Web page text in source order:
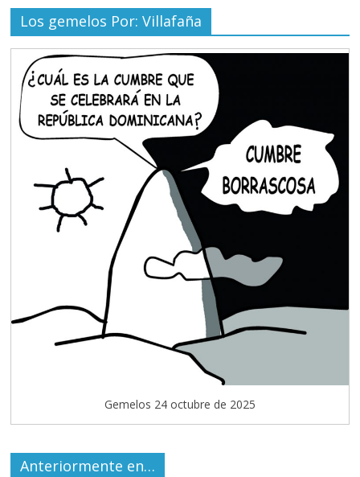
Los gemelos Por: Villafaña
Gemelos 24 octubre de 2025
Anteriormente en…